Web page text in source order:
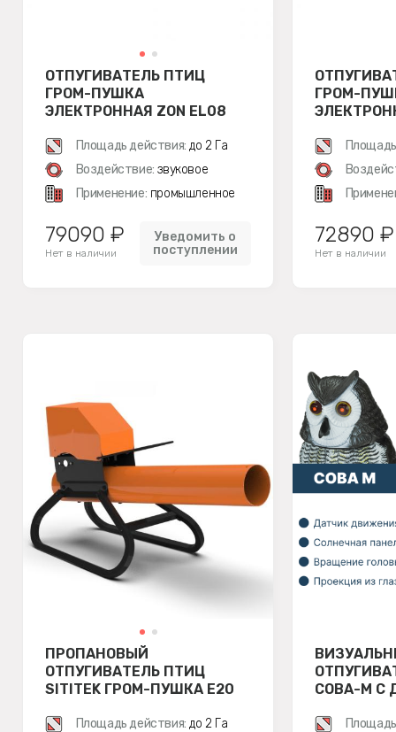
ОТПУГИВАТЕЛЬ ПТИЦ
ГРОМ-ПУШКА
ЭЛЕКТРОННАЯ ZON EL08
Площадь действия: до 2 Га
Воздействие: звуковое
Применение: промышленное
79090 ₽
Нет в наличии
Уведомить о
поступлении
ГРОМ-
72890 ₽
Нет в наличии
ПРОПАНОВЫЙ
ОТПУГИВАТЕЛЬ ПТИЦ
SITITEK ГРОМ-ПУШКА E20
Площадь действия: до 2 Га
СОВА-М С